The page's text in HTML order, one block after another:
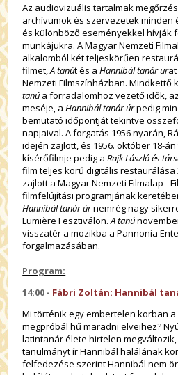
Az audiovizuális tartalmak
archívumok és szervezetek minden
és különböző eseményekkel hívják
munkájukra. A Magyar Nemzeti
alkalomból két teljeskörűen
filmet,A tanút és aHannibál tanár ur
Nemzeti Filmszínházban. Mindkettő
tanú a forradalomhoz vezető idők,
meséje, aHannibál tanár úrpedig
bemutató időpontját tekintve
napjaival. A forgatás 1956 nyarán,
idején zajlott, és 1956. október 18-
kísérőfilmje pedig aRajk László és
film teljes körű digitális restaurálása
zajlott a Magyar Nemzeti Filmalap -
filmfelújítási programjának
Hannibál tanár úrnemrég nagy
Lumière Fesztiválon.A tanú
visszatér a mozikba a Pannonia
forgalmazásában.
Program:
14:00 - Fábri Zoltán: Hannibál
Mi történik egy embertelen korban
megpróbál hű maradni elveihez?
latintanár élete hirtelen
tanulmányt ír Hannibál halálának
felfedezése szerint Hannibál nem